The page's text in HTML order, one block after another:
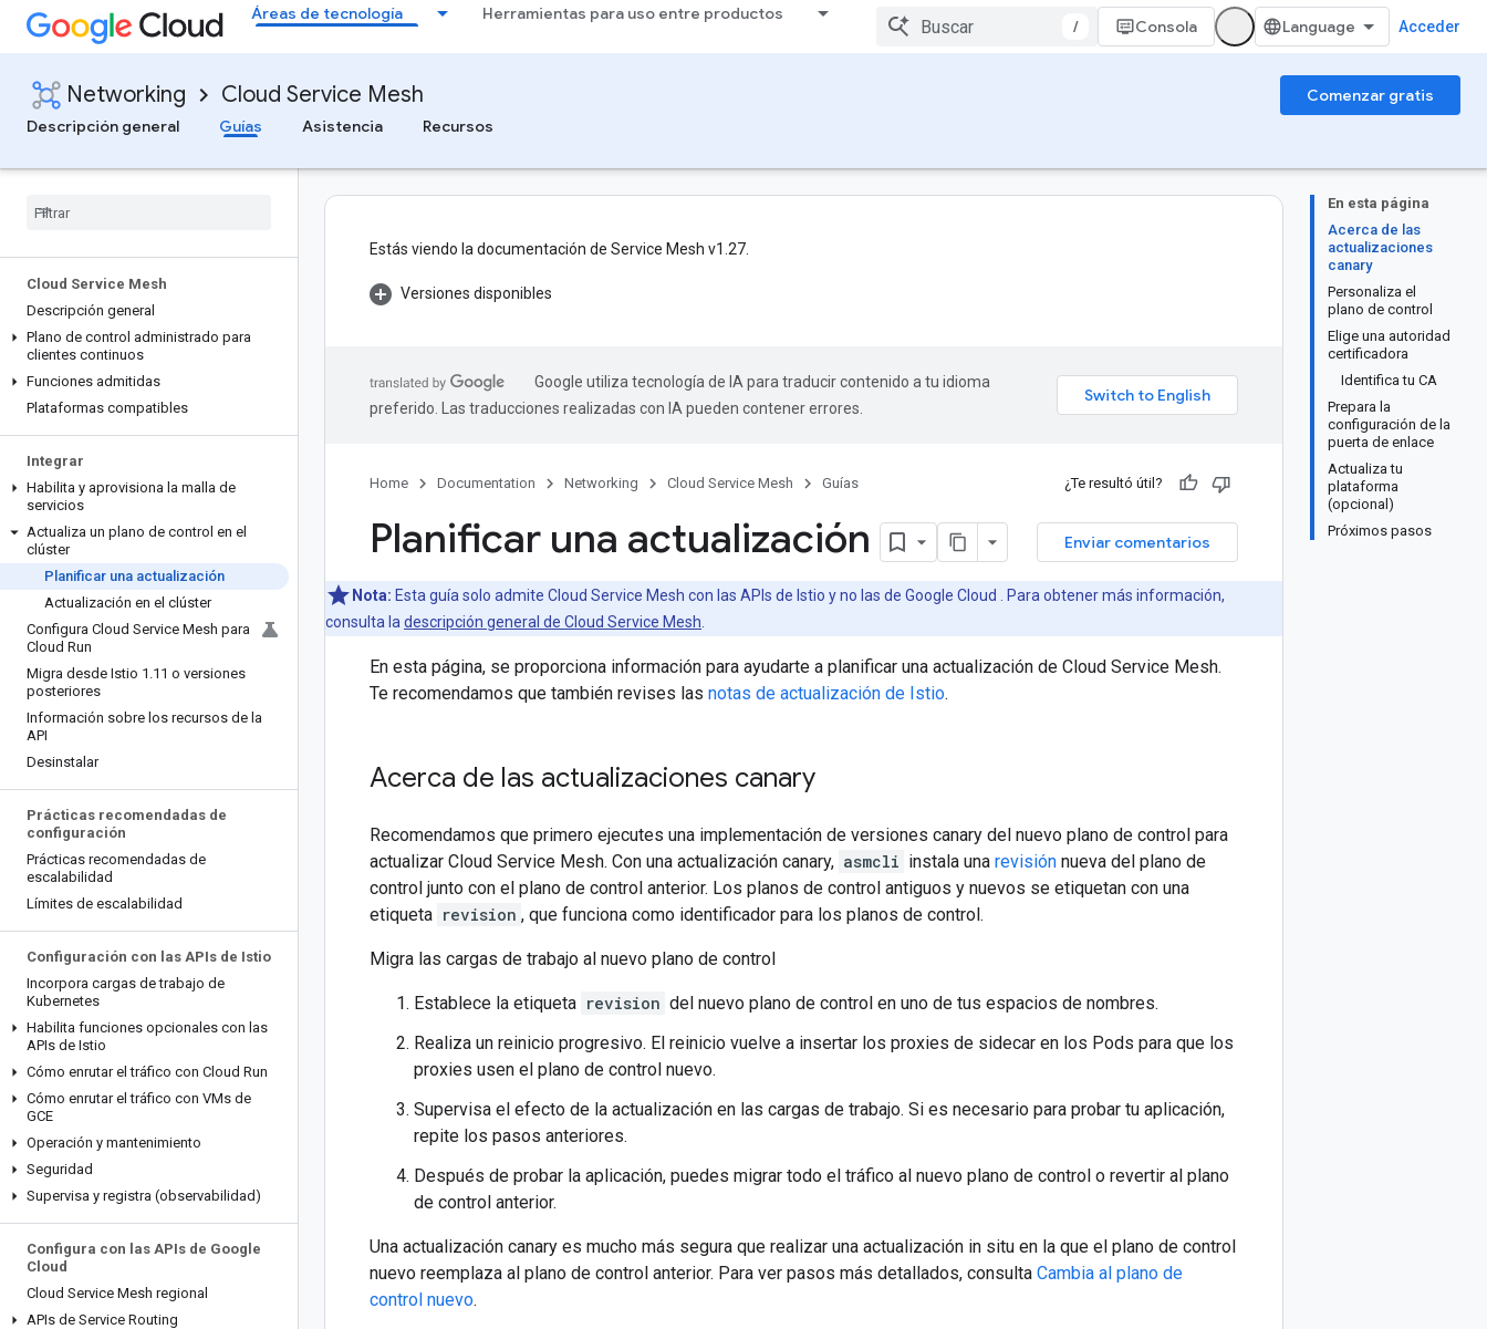
Áreas de tecnología Herramientas para uso entre productos
/ Consola Acceder
Networking Cloud Service Mesh
Comenzar gratis
Descripción general
Guías Asistencia Recursos
Cloud Service Mesh
Descripción general
Plano de control administrado para
clientes continuos
Funciones admitidas
Plataformas compatibles
Integrar
Habilita y aprovisiona la malla de
servicios
Actualiza un plano de control en el
clúster
Planificar una actualización
Actualización en el clúster
Configura Cloud Service Mesh para
Cloud Run
Migra desde Istio 1 .11 o versiones
posteriores
Información sobre los recursos de la
API
Desinstalar
Prácticas recomendadas de
configuración
Prácticas recomendadas de
escalabilidad
Límites de escalabilidad
Configuración con las APIs de Istio
Incorpora cargas de trabajo de
Kubernetes
Habilita funciones opcionales con las
APIs de Istio
Cómo enrutar el tráfico con Cloud Run
Cómo enrutar el tráfico con VMs de
GCE
Operación y mantenimiento
Seguridad
Supervisa y registra (observabilidad)
Configura con las APIs de Google
Cloud
Cloud Service Mesh regional
APIs de Service Routing
En esta página
Acerca de las
actualizaciones
canary
Personaliza el
plano de control
Elige una autoridad
certificadora
Identifica tu CA
Prepara la
configuración de la
puerta de enlace
Actualiza tu
plataforma
(opcional)
Próximos pasos
Estás viendo la documentación de Service Mesh v1.27.
Versiones disponibles
Google utiliza tecnología de IA para traducir contenido a tu idioma
preferido. Las traducciones realizadas con IA pueden contener errores.
Home Documentation Networking Cloud Service Mesh Guías ¿Te resultó útil?
Enviar comentarios
Planificar una actualización
Nota: Esta guía solo admite Cloud Service Mesh con las APIs de Istio y no las de Google Cloud . Para obtener más información,
consulta la descripción general de Cloud Service Mesh
En esta página, se proporciona información para ayudarte a planificar una actualización de Cloud Service Mesh.
Te recomendamos que también revises las notas de actualización de Istio.
Acerca de las actualizaciones canary
Recomendamos que primero ejecutes una implementación de versiones canary del nuevo plano de control para
actualizar Cloud Service Mesh. Con una actualización canary, asmcli instala una revisión nueva del plano de
control junto con el plano de control anterior. Los planos de control antiguos y nuevos se etiquetan con una
etiqueta revision , que funciona como identificador para los planos de control.
Migra las cargas de trabajo al nuevo plano de control
Establece la etiqueta revision del nuevo plano de control en uno de tus espacios de nombres.
Realiza un reinicio progresivo. El reinicio vuelve a insertar los proxies de sidecar en los Pods para que los
proxies usen el plano de control nuevo.
Supervisa el efecto de la actualización en las cargas de trabajo. Si es necesario para probar tu aplicación,
repite los pasos anteriores.
Después de probar la aplicación, puedes migrar todo el tráfico al nuevo plano de control o revertir al plano
de control anterior.
Una actualización canary es mucho más segura que realizar una actualización in situ en la que el plano de control
nuevo reemplaza al plano de control anterior. Para ver pasos más detallados, consulta Cambia al plano de
control nuevo.